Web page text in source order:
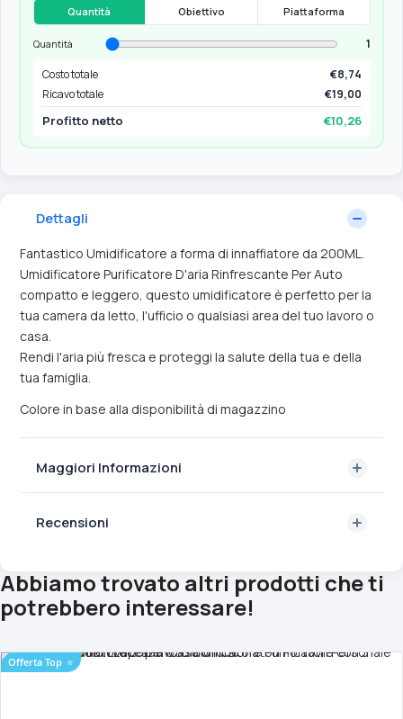
Quantità Obiettivo Piattaforma
Quantità
1
Costo totale
€8,74
Ricavo totale
€19,00
Profitto netto €10,26
Dettagli
Fantastico Umidificatore a forma di innaffiatore da 200ML.
Umidificatore Purificatore D'aria Rinfrescante Per Auto
compatto e leggero, questo umidificatore è perfetto per la
tua camera da letto, l'ufficio o qualsiasi area del tuo lavoro o
casa.
Rendi l'aria più fresca e proteggi la salute della tua e della
tua famiglia.
Colore in base alla disponibilità di magazzino
Maggiori Informazioni
Recensioni
Abbiamo trovato altri prodotti che ti
potrebbero interessare!
Offerta Top ⭐